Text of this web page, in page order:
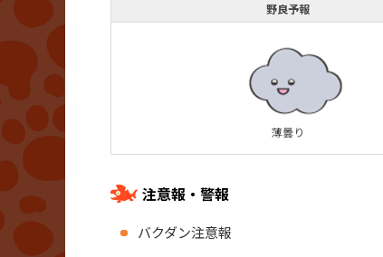
野良予報
薄曇り
注意報・警報
バクダン注意報